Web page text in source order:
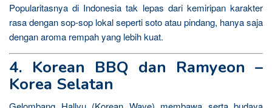
Popularitasnya di Indonesia tak lepas dari kemiripan karakter
rasa dengan sop-sop lokal seperti soto atau pindang, hanya saja
dengan aroma rempah yang lebih kuat.
4. Korean BBQ dan Ramyeon –
Korea Selatan